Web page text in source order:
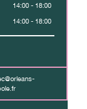
14:00 - 18:00
14:00 - 18:00